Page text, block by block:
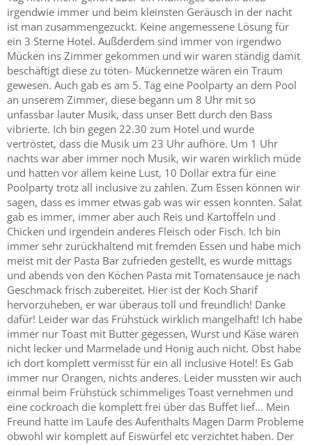
irgendwie immer und beim kleinsten Geräusch in der nacht
ist man zusammengezuckt. Keine angemessene Lösung für
ein 3 Sterne Hotel. Außderdem sind immer von irgendwo
Mücken ins Zimmer gekommen und wir waren ständig damit
beschäftigt diese zu töten- Mückennetze wären ein Traum
gewesen. Auch gab es am 5. Tag eine Poolparty an dem Pool
an unserem Zimmer, diese begann um 8 Uhr mit so
unfassbar lauter Musik, dass unser Bett durch den Bass
vibrierte. Ich bin gegen 22.30 zum Hotel und wurde
vertröstet, dass die Musik um 23 Uhr aufhöre. Um 1 Uhr
nachts war aber immer noch Musik, wir waren wirklich müde
und hatten vor allem keine Lust, 10 Dollar extra für eine
Poolparty trotz all inclusive zu zahlen. Zum Essen können wir
sagen, dass es immer etwas gab was wir essen konnten. Salat
gab es immer, immer aber auch Reis und Kartoffeln und
Chicken und irgendein anderes Fleisch oder Fisch. Ich bin
immer sehr zurückhaltend mit fremden Essen und habe mich
meist mit der Pasta Bar zufrieden gestellt, es wurde mittags
und abends von den Köchen Pasta mit Tomatensauce je nach
Geschmack frisch zubereitet. Hier ist der Koch Sharif
hervorzuheben, er war überaus toll und freundlich! Danke
dafür! Leider war das Frühstück wirklich mangelhaft! Ich habe
immer nur Toast mit Butter gegessen, Wurst und Käse waren
nicht lecker und Marmelade und Honig auch nicht. Obst habe
ich dort komplett vermisst für ein all inclusive Hotel! Es Gab
immer nur Orangen, nichts anderes. Leider mussten wir auch
einmal beim Frühstück schimmeliges Toast vernehmen und
eine cockroach die komplett frei über das Buffet lief... Mein
Freund hatte im Laufe des Aufenthalts Magen Darm Probleme
obwohl wir komplett auf Eiswürfel etc verzichtet haben. Der